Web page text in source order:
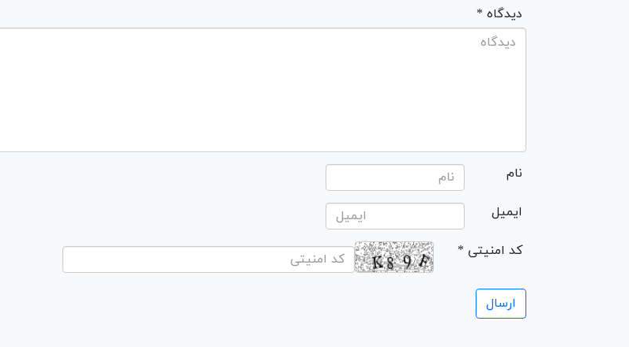
* دیدگاه
نام
ایمیل
* کد امنیتی